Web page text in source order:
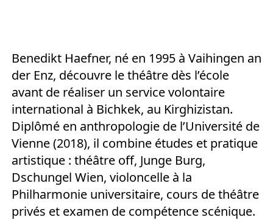
Benedikt Haefner, né en 1995 à Vaihingen an
der Enz, découvre le théâtre dès l’école
avant de réaliser un service volontaire
international à Bichkek, au Kirghizistan.
Diplômé en anthropologie de l’Université de
Vienne (2018), il combine études et pratique
artistique : théâtre off, Junge Burg,
Dschungel Wien, violoncelle à la
Philharmonie universitaire, cours de théâtre
privés et examen de compétence scénique.